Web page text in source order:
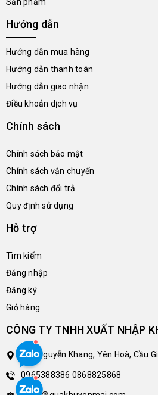
Hướng dẫn
Hướng dẫn mua hàng
Hướng dẫn thanh toán
Hướng dẫn giao nhận
Điều khoản dịch vụ
Chính sách
Chính sách bảo mật
Chính sách vận chuyển
Chính sách đổi trả
Quy định sử dụng
Hỗ trợ
Tìm kiếm
Đăng nhập
Đăng ký
Giỏ hàng
CÔNG TY TNHH XUẤT NHẬP
213 Nguyễn Khang, Yên Hoà, Cầu
0965388386 0868825868